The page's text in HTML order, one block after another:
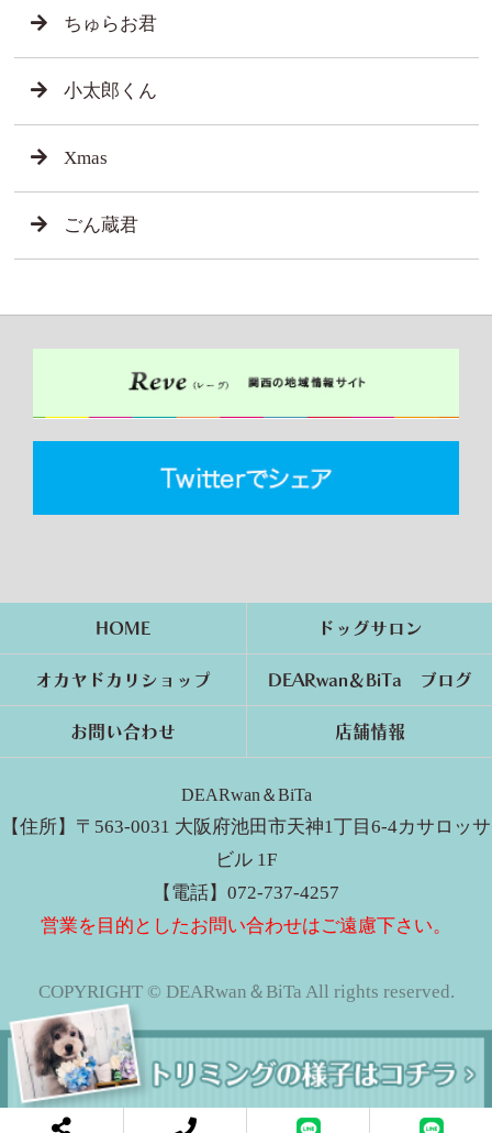
ちゅらお君
小太郎くん
Xmas
ごん蔵君
HOME ドッグサロン
オカヤドカリショップ DEARwan＆BiTa ブログ
お問い合わせ 店舗情報
DEARwan＆BiTa
【住所】〒563-0031 大阪府池田市天神1丁目6-4カサロッサ
ビル 1F
【電話】072-737-4257
営業を目的としたお問い合わせはご遠慮下さい。
COPYRIGHT © DEARwan＆BiTa All rights reserved.